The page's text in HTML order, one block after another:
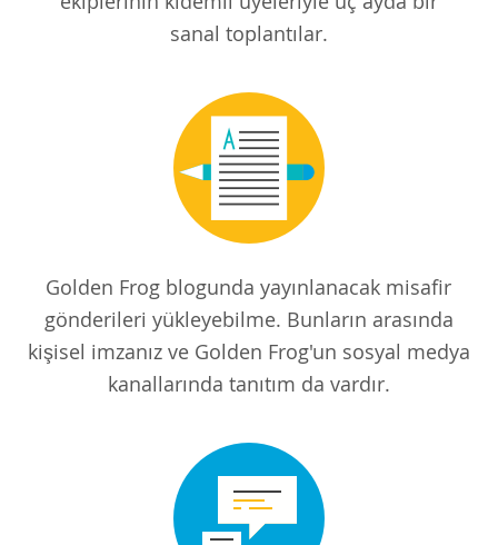
sanal toplantılar.
Golden Frog blogunda yayınlanacak misafir
gönderileri yükleyebilme. Bunların arasında
kişisel imzanız ve Golden Frog'un sosyal medya
kanallarında tanıtım da vardır.